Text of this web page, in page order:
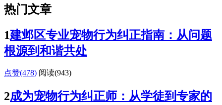
热门文章
1建邺区专业宠物行为纠正指南：从问题
根源到和谐共处
点赞(478) 阅读(943)
2成为宠物行为纠正师：从学徒到专家的